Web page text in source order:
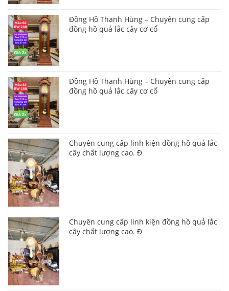
Đồng Hồ Thanh Hùng – Chuyên cung cấp
đồng hồ quả lắc cây cơ cổ
Đồng Hồ Thanh Hùng – Chuyên cung cấp
đồng hồ quả lắc cây cơ cổ
Chuyên cung cấp linh kiện đồng hồ quả lắc
cây chất lượng cao. Đ
Chuyên cung cấp linh kiện đồng hồ quả lắc
cây chất lượng cao. Đ